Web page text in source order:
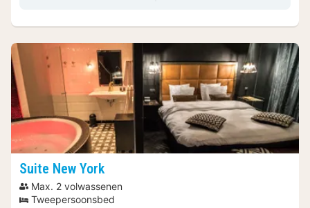
Suite New York
Max. 2 volwassenen
Tweepersoonsbed